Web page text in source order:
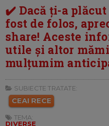
✔️ Dacă ți-a
fost de folos,
share! Aceste
utile și altor
mulțumim
SUBIECTE TRATATE:
CEAI RECE
TEMA:
DIVERSE